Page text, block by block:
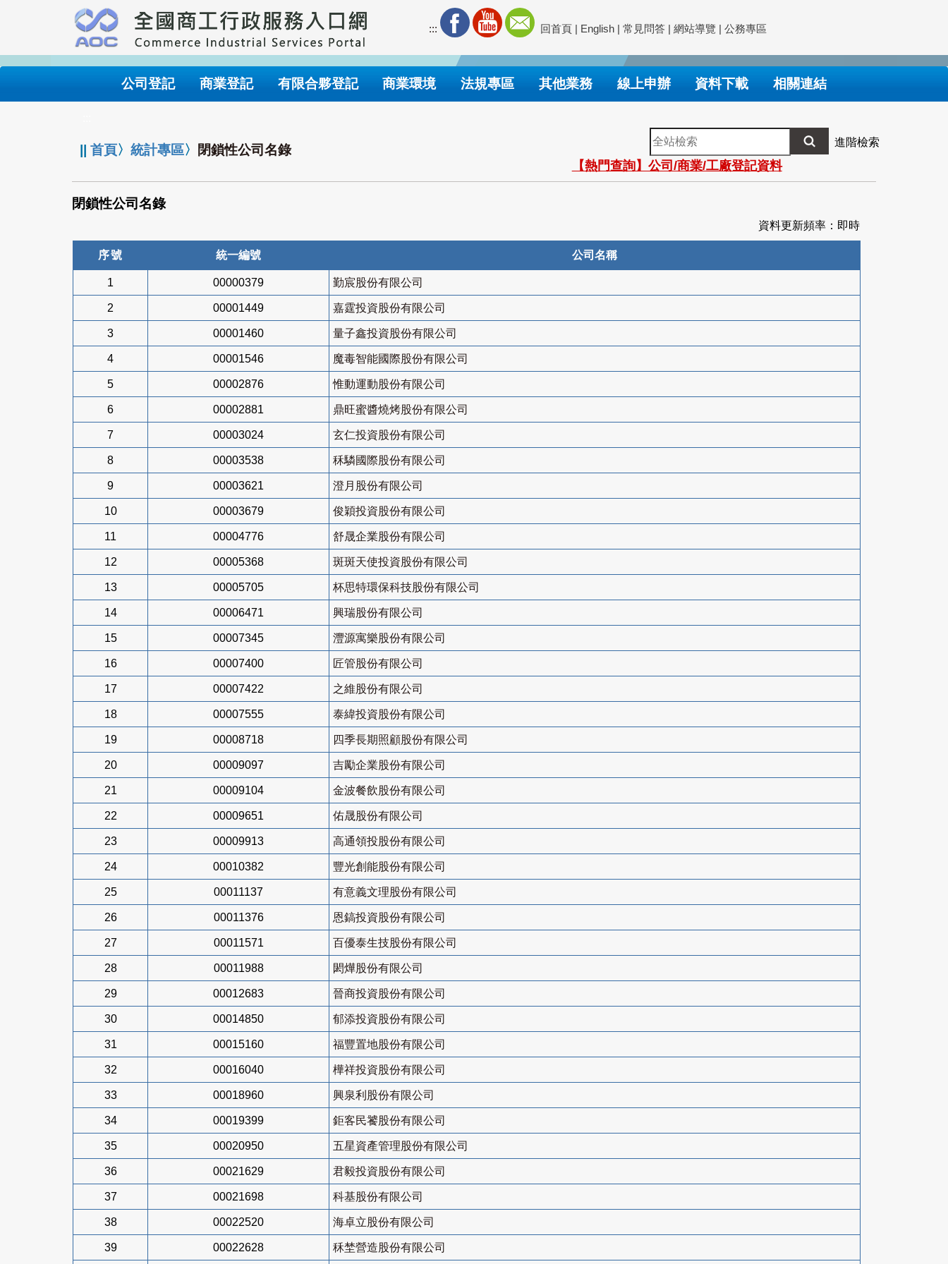
要
內
::: 回首頁 | English | 常見問答 | 網站導覽 | 公務專區
公司登記 商業登記 有限合夥登記 商業環境 法規專區 其他業務 線上申辦 資料下載 相關連結
||首頁〉統計專區〉 閉鎖性公司名錄
全
站
檢
索
進階檢索
【熱門查詢】公司/商業/工廠登記資料
閉鎖性公司名錄
資料更新頻率：即時
序號 統一編號 公司名稱
1 00000379 勤宸股份有限公司
2 00001449 嘉霆投資股份有限公司
3 00001460 量子鑫投資股份有限公司
4 00001546 魔毒智能國際股份有限公司
5 00002876 惟動運動股份有限公司
6 00002881 鼎旺蜜醬燒烤股份有限公司
7 00003024 玄仁投資股份有限公司
8 00003538 秝驎國際股份有限公司
9 00003621 澄月股份有限公司
10 00003679 俊穎投資股份有限公司
11 00004776 舒晟企業股份有限公司
12 00005368 斑斑天使投資股份有限公司
13 00005705 杯思特環保科技股份有限公司
14 00006471 興瑞股份有限公司
15 00007345 灃源寓樂股份有限公司
16 00007400 匠管股份有限公司
17 00007422 之維股份有限公司
18 00007555 泰緯投資股份有限公司
19 00008718 四季長期照顧股份有限公司
20 00009097 吉勵企業股份有限公司
21 00009104 金波餐飲股份有限公司
22 00009651 佑晟股份有限公司
23 00009913 高通領投股份有限公司
24 00010382 豐光創能股份有限公司
25 00011137 有意義文理股份有限公司
26 00011376 恩鎬投資股份有限公司
27 00011571 百優泰生技股份有限公司
28 00011988 閎燁股份有限公司
29 00012683 晉商投資股份有限公司
30 00014850 郁添投資股份有限公司
31 00015160 福豐置地股份有限公司
32 00016040 樺祥投資股份有限公司
33 00018960 興泉利股份有限公司
34 00019399 鉅客民饕股份有限公司
35 00020950 五星資產管理股份有限公司
36 00021629 君毅投資股份有限公司
37 00021698 科基股份有限公司
38 00022520 海卓立股份有限公司
39 00022628 秝埜營造股份有限公司